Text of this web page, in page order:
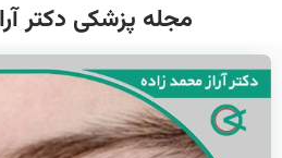
مجله پزشکی دکتر